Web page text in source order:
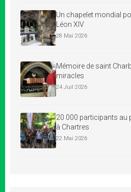
Un chapelet mondial
Léon XIV
28 Mai 2026
Mémoire de saint
miracles
24 Juil 2026
20 000 participants au
à Chartres
22 Mai 2026